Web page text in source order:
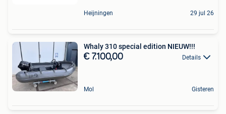
Heijningen 29 jul 26
Whaly 310 special edition NIEUW!!!
€ 7.100,00 Details
Mol Gisteren